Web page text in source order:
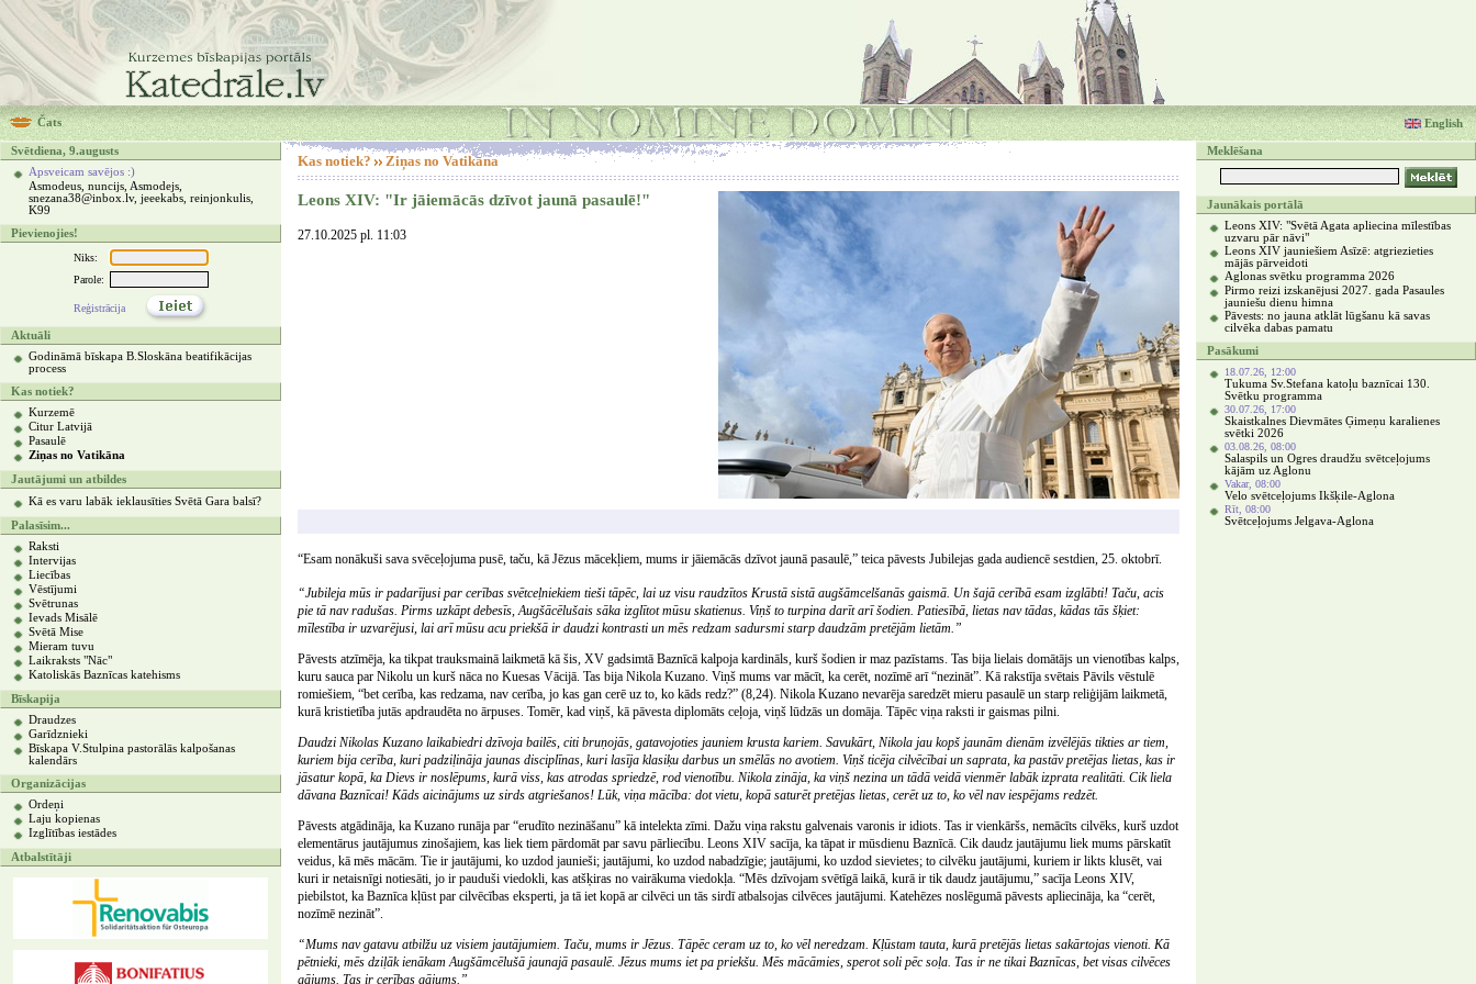
Čats English
Svētdiena, 9.augusts
Apsveicam savējos :)
Asmodeus, nuncijs, Asmodejs,
snezana38@inbox.lv, jeeekabs, reinjonkulis,
K99
Pievienojies!
Niks:
Parole:
Reģistrācija
Aktuāli
Godināmā bīskapa B.Sloskāna beatifikācijas
process
Kas notiek?
Kurzemē
Citur Latvijā
Pasaulē
Ziņas no Vatikāna
Jautājumi un atbildes
Kā es varu labāk ieklausīties Svētā Gara balsī?
Palasīsim...
Raksti
Intervijas
Liecības
Vēstījumi
Svētrunas
Ievads Misālē
Svētā Mise
Mieram tuvu
Laikraksts "Nāc"
Katoliskās Baznīcas katehisms
Bīskapija
Draudzes
Garīdznieki
Bīskapa V.Stulpina pastorālās kalpošanas
kalendārs
Organizācijas
Ordeņi
Laju kopienas
Izglītības iestādes
Atbalstītāji
Kas notiek? Ziņas no Vatikāna
Leons XIV: "Ir jāiemācās dzīvot jaunā pasaulē!"
27.10.2025 pl. 11:03
“Esam nonākuši sava svēceļojuma pusē, taču, kā Jēzus mācekļiem, mums ir jāiemācās dzīvot jaunā pasaulē,” teica pāvests Jubilejas gada audiencē sestdien, 25. oktobrī.
“Jubileja mūs ir padarījusi par cerības svētceļniekiem tieši tāpēc, lai uz visu raudzītos Krustā sistā augšāmcelšanās gaismā. Un šajā cerībā esam izglābti! Taču, acis
pie tā nav radušas. Pirms uzkāpt debesīs, Augšācēlušais sāka izglītot mūsu skatienus. Viņš to turpina darīt arī šodien. Patiesībā, lietas nav tādas, kādas tās šķiet:
mīlestība ir uzvarējusi, lai arī mūsu acu priekšā ir daudzi kontrasti un mēs redzam sadursmi starp daudzām pretējām lietām.”
Pāvests atzīmēja, ka tikpat trauksmainā laikmetā kā šis, XV gadsimtā Baznīcā kalpoja kardināls, kurš šodien ir maz pazīstams. Tas bija lielais domātājs un vienotības kalps,
kuru sauca par Nikolu un kurš nāca no Kuesas Vācijā. Tas bija Nikola Kuzano. Viņš mums var mācīt, ka cerēt, nozīmē arī “nezināt”. Kā rakstīja svētais Pāvils vēstulē
romiešiem, “bet cerība, kas redzama, nav cerība, jo kas gan cerē uz to, ko kāds redz?” (8,24). Nikola Kuzano nevarēja saredzēt mieru pasaulē un starp reliģijām laikmetā,
kurā kristietība jutās apdraudēta no ārpuses. Tomēr, kad viņš, kā pāvesta diplomāts ceļoja, viņš lūdzās un domāja. Tāpēc viņa raksti ir gaismas pilni.
Daudzi Nikolas Kuzano laikabiedri dzīvoja bailēs, citi bruņojās, gatavojoties jauniem krusta kariem. Savukārt, Nikola jau kopš jaunām dienām izvēlējās tikties ar tiem,
kuriem bija cerība, kuri padziļināja jaunas disciplīnas, kuri lasīja klasiķu darbus un smēlās no avotiem. Viņš ticēja cilvēcībai un saprata, ka pastāv pretējas lietas, kas ir
jāsatur kopā, ka Dievs ir noslēpums, kurā viss, kas atrodas spriedzē, rod vienotību. Nikola zināja, ka viņš nezina un tādā veidā vienmēr labāk izprata realitāti. Cik liela
dāvana Baznīcai! Kāds aicinājums uz sirds atgriešanos! Lūk, viņa mācība: dot vietu, kopā saturēt pretējas lietas, cerēt uz to, ko vēl nav iespējams redzēt.
Pāvests atgādināja, ka Kuzano runāja par “erudīto nezināšanu” kā intelekta zīmi. Dažu viņa rakstu galvenais varonis ir idiots. Tas ir vienkāršs, nemācīts cilvēks, kurš uzdot
elementārus jautājumus zinošajiem, kas liek tiem pārdomāt par savu pārliecību. Leons XIV sacīja, ka tāpat ir mūsdienu Baznīcā. Cik daudz jautājumu liek mums pārskatīt
veidus, kā mēs mācām. Tie ir jautājumi, ko uzdod jaunieši; jautājumi, ko uzdod nabadzīgie; jautājumi, ko uzdod sievietes; to cilvēku jautājumi, kuriem ir likts klusēt, vai
kuri ir netaisnīgi notiesāti, jo ir pauduši viedokli, kas atšķiras no vairākuma viedokļa. “Mēs dzīvojam svētīgā laikā, kurā ir tik daudz jautājumu,” sacīja Leons XIV,
piebilstot, ka Baznīca kļūst par cilvēcības eksperti, ja tā iet kopā ar cilvēci un tās sirdī atbalsojas cilvēces jautājumi. Katehēzes noslēgumā pāvests apliecināja, ka “cerēt,
nozīmē nezināt”.
“Mums nav gatavu atbilžu uz visiem jautājumiem. Taču, mums ir Jēzus. Tāpēc ceram uz to, ko vēl neredzam. Kļūstam tauta, kurā pretējās lietas sakārtojas vienoti. Kā
pētnieki, mēs dziļāk ienākam Augšāmcēlušā jaunajā pasaulē. Jēzus mums iet pa priekšu. Mēs mācāmies, sperot soli pēc soļa. Tas ir ne tikai Baznīcas, bet visas cilvēces
gājums. Tas ir cerības gājums.”
Meklēšana
Jaunākais portālā
Leons XIV: "Svētā Agata apliecina mīlestības
uzvaru pār nāvi"
Leons XIV jauniešiem Asīzē: atgriezieties
mājās pārveidoti
Aglonas svētku programma 2026
Pirmo reizi izskanējusi 2027. gada Pasaules
jauniešu dienu himna
Pāvests: no jauna atklāt lūgšanu kā savas
cilvēka dabas pamatu
Pasākumi
18.07.26, 12:00
Tukuma Sv.Stefana katoļu baznīcai 130.
Svētku programma
30.07.26, 17:00
Skaistkalnes Dievmātes Ģimeņu karalienes
svētki 2026
03.08.26, 08:00
Salaspils un Ogres draudžu svētceļojums
kājām uz Aglonu
Vakar, 08:00
Velo svētceļojums Ikšķile-Aglona
Rīt, 08:00
Svētceļojums Jelgava-Aglona